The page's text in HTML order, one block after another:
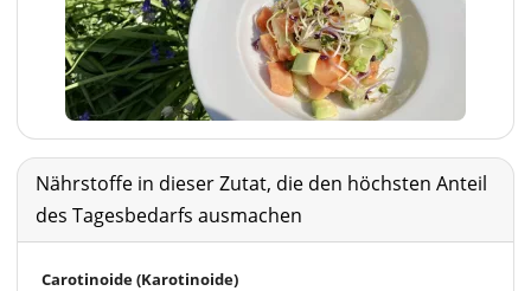
Nährstoffe in dieser Zutat, die den höchsten Anteil
des Tagesbedarfs ausmachen
Carotinoide (Karotinoide)